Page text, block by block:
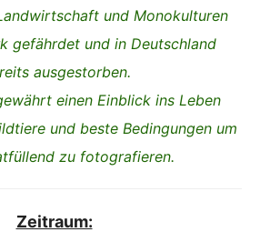
und Monokulturen
gefährdet und in Deutschland
ausgestorben.
einen Einblick ins Leben
und beste Bedingungen um
zu fotografieren.
Zeitraum: